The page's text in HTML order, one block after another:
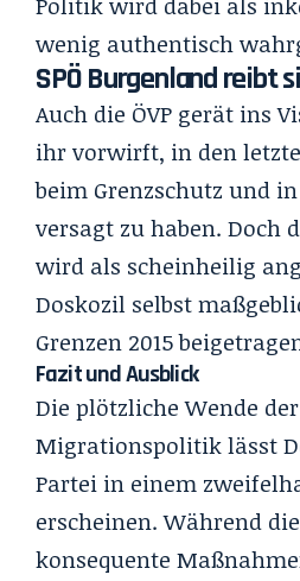
Politik wird dabei als
wenig authentisch
SPÖ Burgenland reibt
Auch die ÖVP gerät ins
ihr vorwirft, in den
beim Grenzschutz und
versagt zu haben. Doch
wird als scheinheilig
Doskozil selbst
Grenzen 2015
Fazit und Ausblick
Die plötzliche Wende
Migrationspolitik lässt
Partei in einem
erscheinen. Während
konsequente